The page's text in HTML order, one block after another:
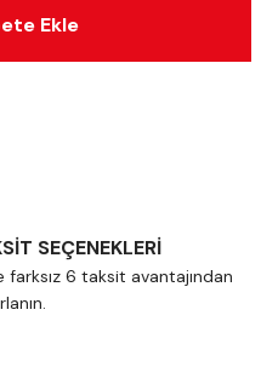
Ekle
SEÇENEKLERİ
farksız 6 taksit avantajından